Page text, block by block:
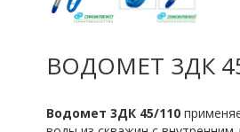
ВОДОМЕТ 3ДК
Водомет 3ДК 45/110